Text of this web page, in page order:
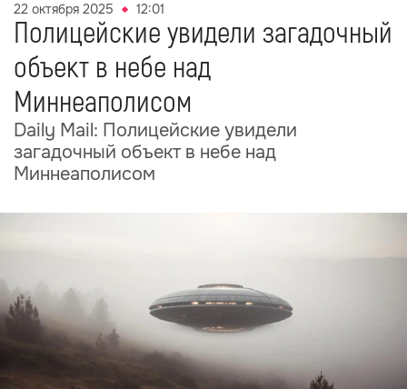
22 октября 2025 12:01
Полицейские увидели загадочный
объект в небе над
Миннеаполисом
Daily Mail: Полицейские увидели
загадочный объект в небе над
Миннеаполисом